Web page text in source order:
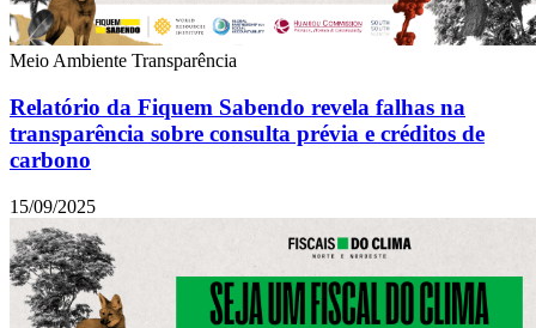
Meio Ambiente Transparência
Relatório da Fiquem Sabendo revela falhas na
transparência sobre consulta prévia e créditos de
carbono
15/09/2025